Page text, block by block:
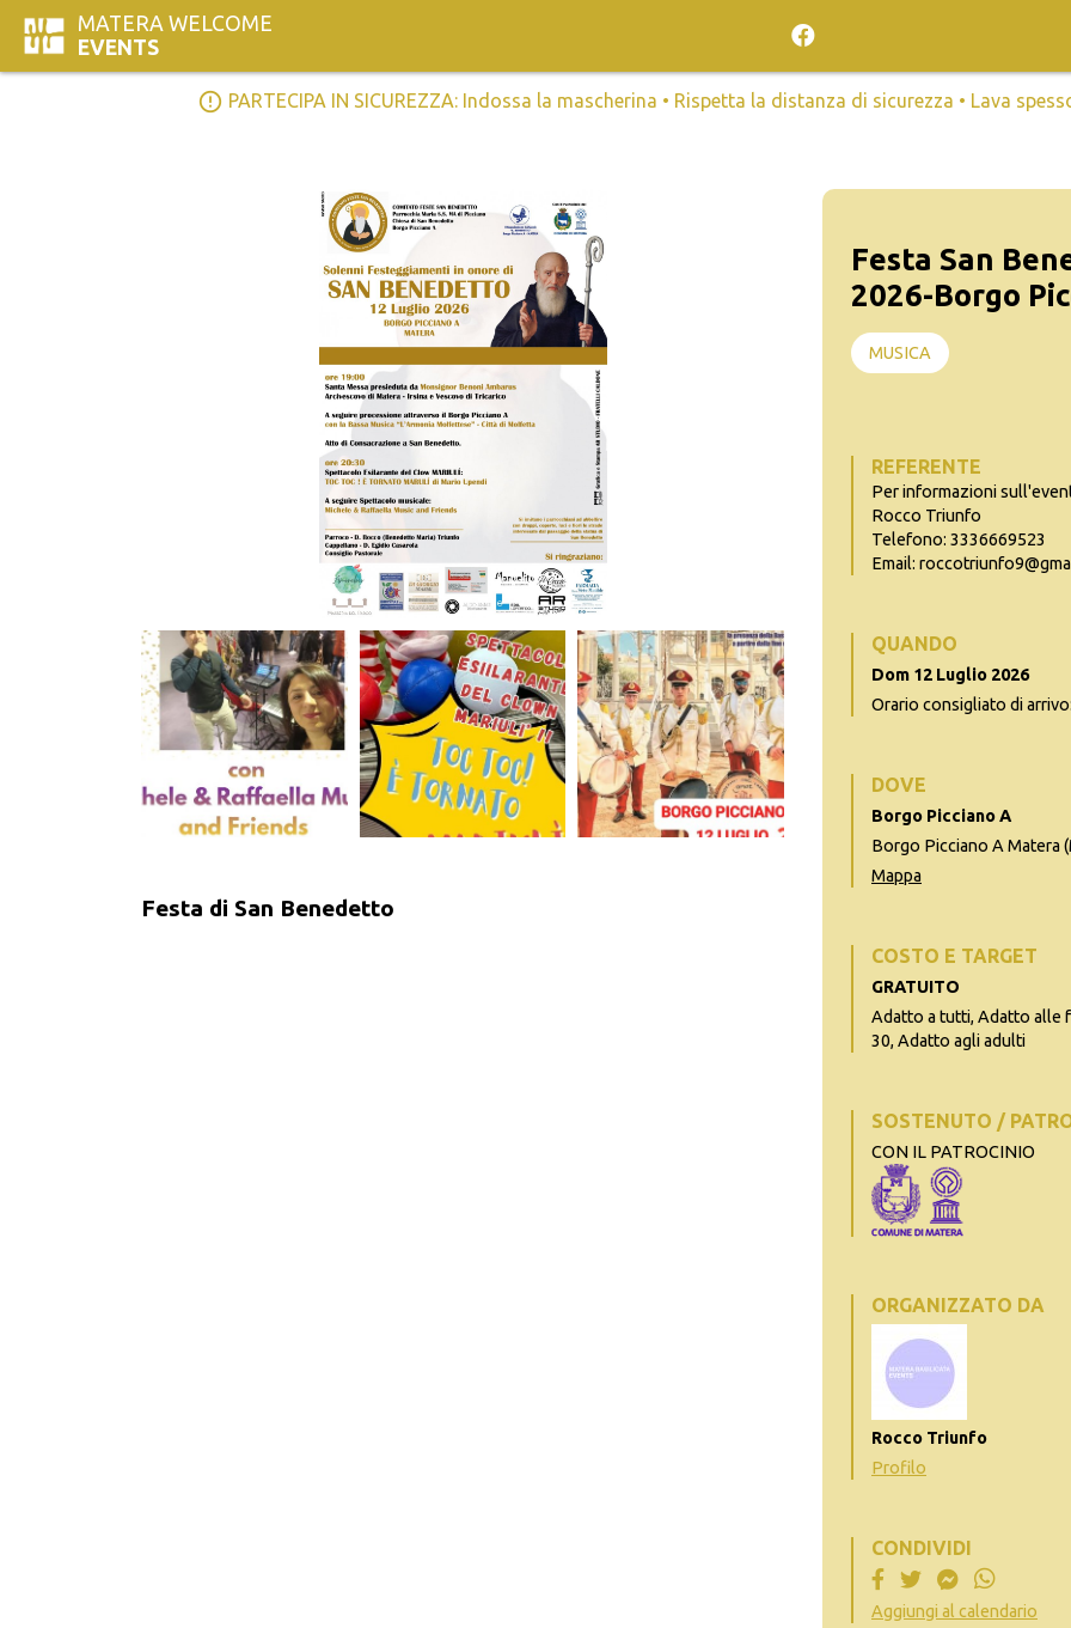
MATERA WELCOME
EVENTS
error_outline PARTECIPA IN SICUREZZA: Indossa la mascherina • Rispetta la distanza di sicurezza • Lava
Festa di San Benedetto
Festa San
2026-Borgo
MUSICA
REFERENTE
Per informazioni
Rocco Triunfo
Telefono: 3336669523
Email:
QUANDO
Dom 12 Luglio 2026
Orario consigliato di
DOVE
Borgo Picciano A
Borgo Picciano A Matera
Mappa
COSTO E TARGET
GRATUITO
Adatto a tutti, Adatto alle
30, Adatto agli adulti
SOSTENUTO /
CON IL PATROCINIO
ORGANIZZATO DA
Rocco Triunfo
Profilo
CONDIVIDI
Aggiungi al calendario